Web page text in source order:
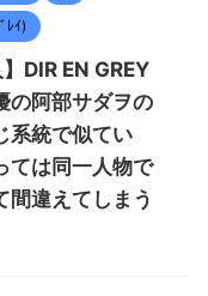
ﾚｲ)
DIR EN GREY
の阿部サダヲの
系統で似てい
ては同一人物で
間違えてしまう